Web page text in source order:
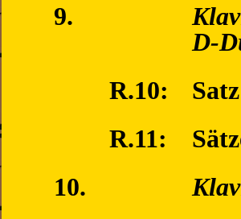
9.
D-
R.10:
R.11:
10.